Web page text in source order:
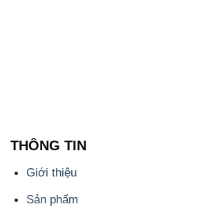
THÔNG TIN
Giới thiệu
Sản phẩm